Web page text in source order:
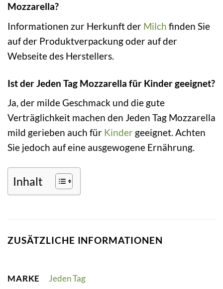
Mozzarella?
Informationen zur Herkunft der Milch finden Sie
auf der Produktverpackung oder auf der
Webseite des Herstellers.
Ist der Jeden Tag Mozzarella für Kinder geeignet?
Ja, der milde Geschmack und die gute
Verträglichkeit machen den Jeden Tag Mozzarella
mild gerieben auch für Kinder geeignet. Achten
Sie jedoch auf eine ausgewogene Ernährung.
Inhalt
ZUSÄTZLICHE INFORMATIONEN
MARKE Jeden Tag